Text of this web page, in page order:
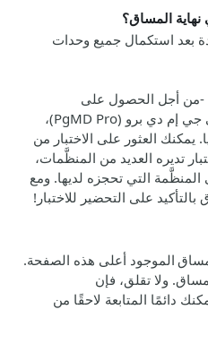
المساق؟
بعد استكمال جميع وحدات
-من أجل الحصول على
جي إم دي برو (PgMD Pro)،
يمكنك العثور على الاختبار من
تديره العديد من المنظَّمات،
التي تحجزه لديها. ومع
على التحضير للاختبار!
الموجود أعلى هذه الصفحة.
ولا تقلق، فإن
دائمًا المتابعة لاحقًا من